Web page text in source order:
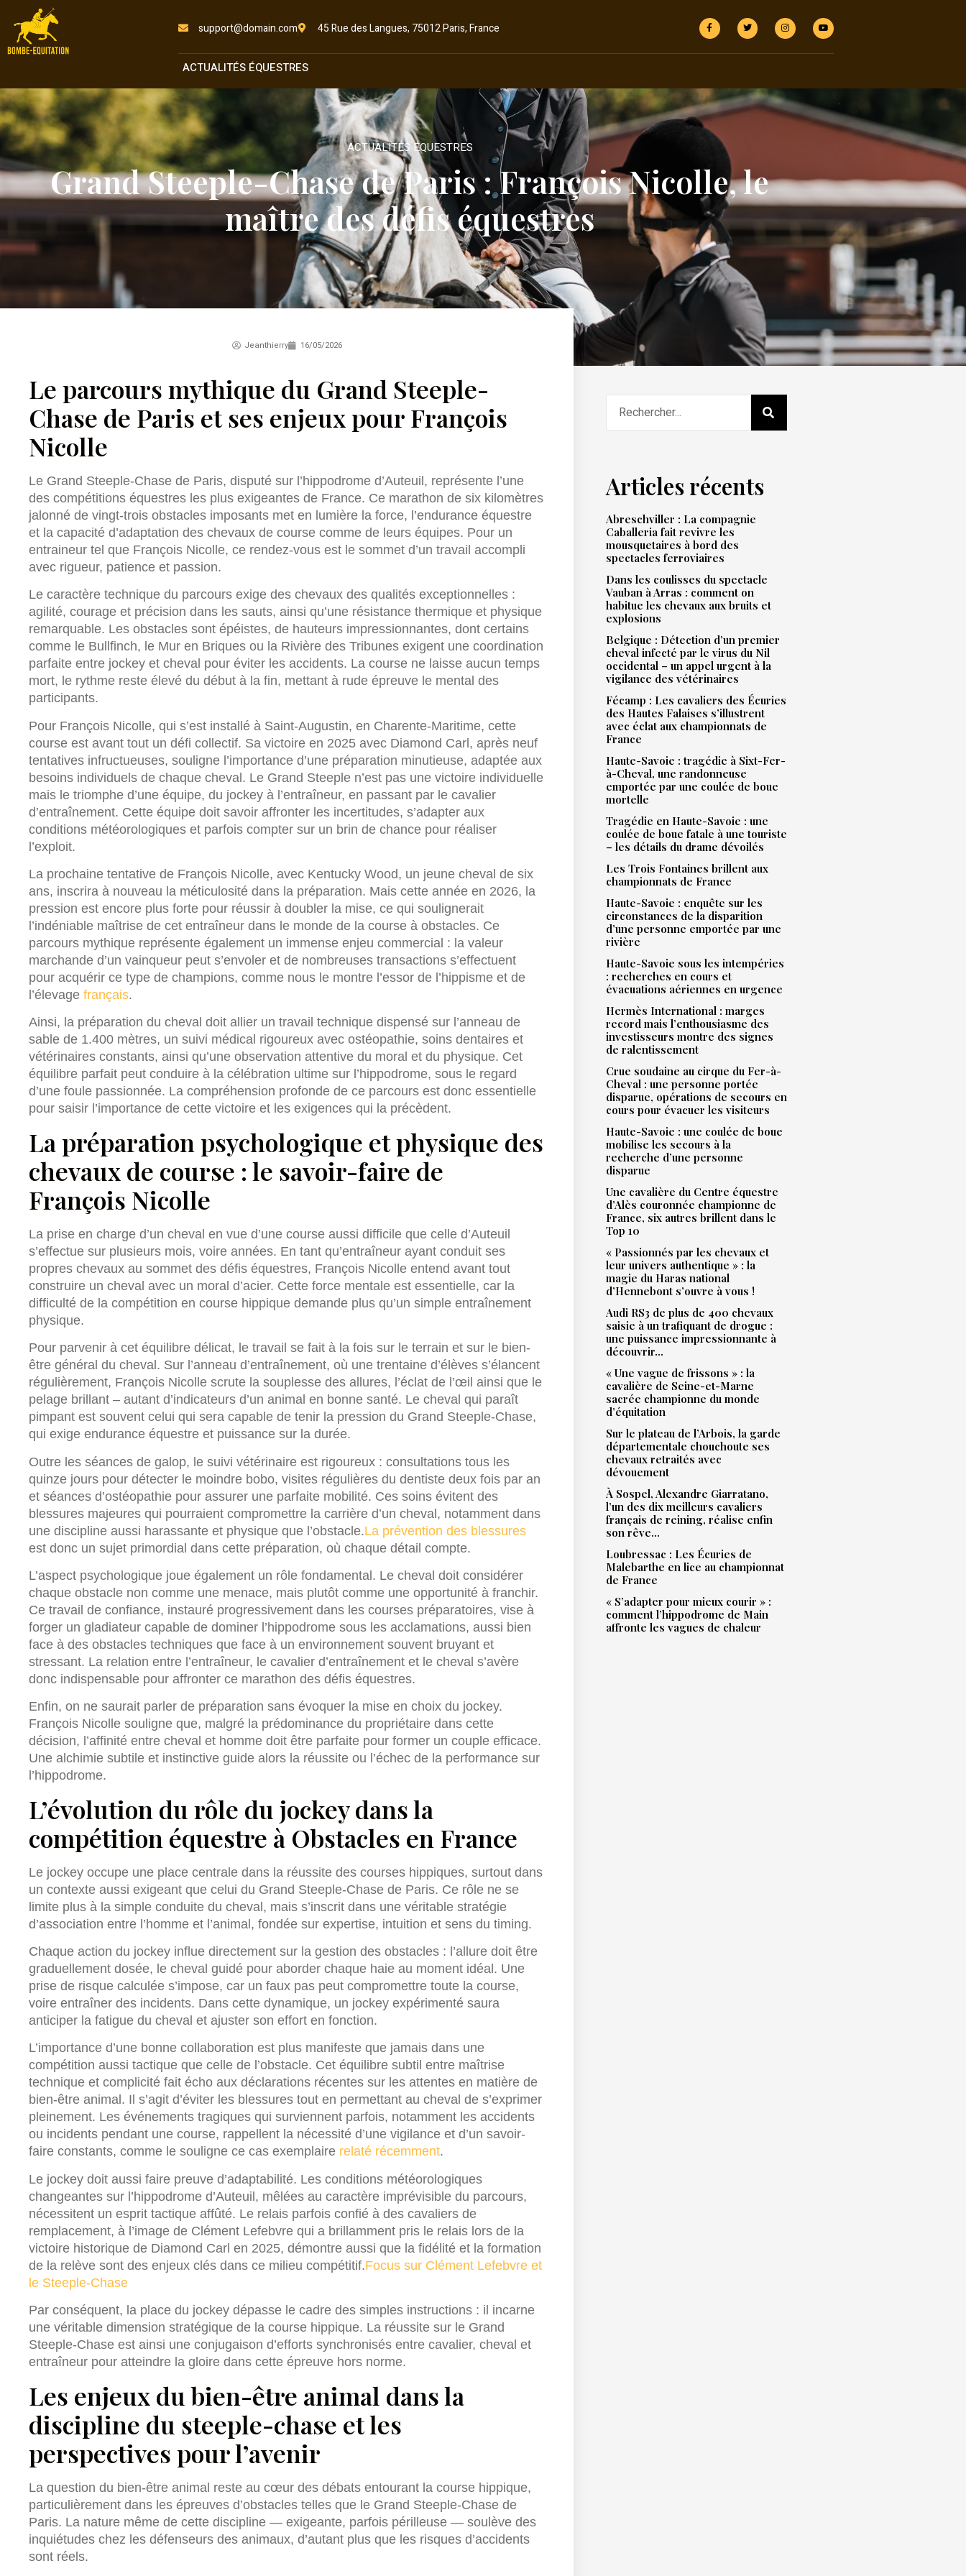
support@domain.com 45 Rue des Langues, 75012 Paris, France
ACTUALITÉS ÉQUESTRES
ACTUALITÉS ÉQUESTRES
Grand Steeple-Chase de Paris : François Nicolle, le
maître des défis équestres
Jeanthierry 16/05/2026
Le parcours mythique du Grand Steeple-
Chase de Paris et ses enjeux pour François
Nicolle
Le Grand Steeple-Chase de Paris, disputé sur l’hippodrome d’Auteuil, représente l’une
des compétitions équestres les plus exigeantes de France. Ce marathon de six kilomètres
jalonné de vingt-trois obstacles imposants met en lumière la force, l’endurance équestre
et la capacité d’adaptation des chevaux de course comme de leurs équipes. Pour un
entraineur tel que François Nicolle, ce rendez-vous est le sommet d’un travail accompli
avec rigueur, patience et passion.
Le caractère technique du parcours exige des chevaux des qualités exceptionnelles :
agilité, courage et précision dans les sauts, ainsi qu’une résistance thermique et physique
remarquable. Les obstacles sont épéistes, de hauteurs impressionnantes, dont certains
comme le Bullfinch, le Mur en Briques ou la Rivière des Tribunes exigent une coordination
parfaite entre jockey et cheval pour éviter les accidents. La course ne laisse aucun temps
mort, le rythme reste élevé du début à la fin, mettant à rude épreuve le mental des
participants.
Pour François Nicolle, qui s’est installé à Saint-Augustin, en Charente-Maritime, cette
course est avant tout un défi collectif. Sa victoire en 2025 avec Diamond Carl, après neuf
tentatives infructueuses, souligne l’importance d’une préparation minutieuse, adaptée aux
besoins individuels de chaque cheval. Le Grand Steeple n’est pas une victoire individuelle
mais le triomphe d’une équipe, du jockey à l’entraîneur, en passant par le cavalier
d’entraînement. Cette équipe doit savoir affronter les incertitudes, s’adapter aux
conditions météorologiques et parfois compter sur un brin de chance pour réaliser
l’exploit.
La prochaine tentative de François Nicolle, avec Kentucky Wood, un jeune cheval de six
ans, inscrira à nouveau la méticulosité dans la préparation. Mais cette année en 2026, la
pression est encore plus forte pour réussir à doubler la mise, ce qui soulignerait
l’indéniable maîtrise de cet entraîneur dans le monde de la course à obstacles. Ce
parcours mythique représente également un immense enjeu commercial : la valeur
marchande d’un vainqueur peut s’envoler et de nombreuses transactions s’effectuent
pour acquérir ce type de champions, comme nous le montre l’essor de l’hippisme et de
l’élevage français.
Ainsi, la préparation du cheval doit allier un travail technique dispensé sur l’anneau de
sable de 1.400 mètres, un suivi médical rigoureux avec ostéopathie, soins dentaires et
vétérinaires constants, ainsi qu’une observation attentive du moral et du physique. Cet
équilibre parfait peut conduire à la célébration ultime sur l’hippodrome, sous le regard
d’une foule passionnée. La compréhension profonde de ce parcours est donc essentielle
pour saisir l’importance de cette victoire et les exigences qui la précèdent.
La préparation psychologique et physique des
chevaux de course : le savoir-faire de
François Nicolle
La prise en charge d’un cheval en vue d’une course aussi difficile que celle d’Auteuil
s’effectue sur plusieurs mois, voire années. En tant qu’entraîneur ayant conduit ses
propres chevaux au sommet des défis équestres, François Nicolle entend avant tout
construire un cheval avec un moral d’acier. Cette force mentale est essentielle, car la
difficulté de la compétition en course hippique demande plus qu’un simple entraînement
physique.
Pour parvenir à cet équilibre délicat, le travail se fait à la fois sur le terrain et sur le bien-
être général du cheval. Sur l’anneau d’entraînement, où une trentaine d’élèves s’élancent
régulièrement, François Nicolle scrute la souplesse des allures, l’éclat de l’œil ainsi que le
pelage brillant – autant d’indicateurs d’un animal en bonne santé. Le cheval qui paraît
pimpant est souvent celui qui sera capable de tenir la pression du Grand Steeple-Chase,
qui exige endurance équestre et puissance sur la durée.
Outre les séances de galop, le suivi vétérinaire est rigoureux : consultations tous les
quinze jours pour détecter le moindre bobo, visites régulières du dentiste deux fois par an
et séances d’ostéopathie pour assurer une parfaite mobilité. Ces soins évitent des
blessures majeures qui pourraient compromettre la carrière d’un cheval, notamment dans
une discipline aussi harassante et physique que l’obstacle.La prévention des blessures
est donc un sujet primordial dans cette préparation, où chaque détail compte.
L’aspect psychologique joue également un rôle fondamental. Le cheval doit considérer
chaque obstacle non comme une menace, mais plutôt comme une opportunité à franchir.
Ce travail de confiance, instauré progressivement dans les courses préparatoires, vise à
forger un gladiateur capable de dominer l’hippodrome sous les acclamations, aussi bien
face à des obstacles techniques que face à un environnement souvent bruyant et
stressant. La relation entre l’entraîneur, le cavalier d’entraînement et le cheval s’avère
donc indispensable pour affronter ce marathon des défis équestres.
Enfin, on ne saurait parler de préparation sans évoquer la mise en choix du jockey.
François Nicolle souligne que, malgré la prédominance du propriétaire dans cette
décision, l’affinité entre cheval et homme doit être parfaite pour former un couple efficace.
Une alchimie subtile et instinctive guide alors la réussite ou l’échec de la performance sur
l’hippodrome.
L’évolution du rôle du jockey dans la
compétition équestre à Obstacles en France
Le jockey occupe une place centrale dans la réussite des courses hippiques, surtout dans
un contexte aussi exigeant que celui du Grand Steeple-Chase de Paris. Ce rôle ne se
limite plus à la simple conduite du cheval, mais s’inscrit dans une véritable stratégie
d’association entre l’homme et l’animal, fondée sur expertise, intuition et sens du timing.
Chaque action du jockey influe directement sur la gestion des obstacles : l’allure doit être
graduellement dosée, le cheval guidé pour aborder chaque haie au moment idéal. Une
prise de risque calculée s’impose, car un faux pas peut compromettre toute la course,
voire entraîner des incidents. Dans cette dynamique, un jockey expérimenté saura
anticiper la fatigue du cheval et ajuster son effort en fonction.
L’importance d’une bonne collaboration est plus manifeste que jamais dans une
compétition aussi tactique que celle de l’obstacle. Cet équilibre subtil entre maîtrise
technique et complicité fait écho aux déclarations récentes sur les attentes en matière de
bien-être animal. Il s’agit d’éviter les blessures tout en permettant au cheval de s’exprimer
pleinement. Les événements tragiques qui surviennent parfois, notamment les accidents
ou incidents pendant une course, rappellent la nécessité d’une vigilance et d’un savoir-
faire constants, comme le souligne ce cas exemplaire relaté récemment.
Le jockey doit aussi faire preuve d’adaptabilité. Les conditions météorologiques
changeantes sur l’hippodrome d’Auteuil, mêlées au caractère imprévisible du parcours,
nécessitent un esprit tactique affûté. Le relais parfois confié à des cavaliers de
remplacement, à l’image de Clément Lefebvre qui a brillamment pris le relais lors de la
victoire historique de Diamond Carl en 2025, démontre aussi que la fidélité et la formation
de la relève sont des enjeux clés dans ce milieu compétitif.Focus sur Clément Lefebvre et
le Steeple-Chase
Par conséquent, la place du jockey dépasse le cadre des simples instructions : il incarne
une véritable dimension stratégique de la course hippique. La réussite sur le Grand
Steeple-Chase est ainsi une conjugaison d’efforts synchronisés entre cavalier, cheval et
entraîneur pour atteindre la gloire dans cette épreuve hors norme.
Les enjeux du bien-être animal dans la
discipline du steeple-chase et les
perspectives pour l’avenir
La question du bien-être animal reste au cœur des débats entourant la course hippique,
particulièrement dans les épreuves d’obstacles telles que le Grand Steeple-Chase de
Paris. La nature même de cette discipline — exigeante, parfois périlleuse — soulève des
inquiétudes chez les défenseurs des animaux, d’autant plus que les risques d’accidents
sont réels.
Articles récents
Abreschviller : La compagnie
Caballeria fait revivre les
mousquetaires à bord des
spectacles ferroviaires
Dans les coulisses du spectacle
Vauban à Arras : comment on
habitue les chevaux aux bruits et
explosions
Belgique : Détection d’un premier
cheval infecté par le virus du Nil
occidental – un appel urgent à la
vigilance des vétérinaires
Fécamp : Les cavaliers des Écuries
des Hautes Falaises s’illustrent
avec éclat aux championnats de
France
Haute-Savoie : tragédie à Sixt-Fer-
à-Cheval, une randonneuse
emportée par une coulée de boue
mortelle
Tragédie en Haute-Savoie : une
coulée de boue fatale à une touriste
– les détails du drame dévoilés
Les Trois Fontaines brillent aux
championnats de France
Haute-Savoie : enquête sur les
circonstances de la disparition
d’une personne emportée par une
rivière
Haute-Savoie sous les intempéries
: recherches en cours et
évacuations aériennes en urgence
Hermès International : marges
record mais l’enthousiasme des
investisseurs montre des signes
de ralentissement
Crue soudaine au cirque du Fer-à-
Cheval : une personne portée
disparue, opérations de secours en
cours pour évacuer les visiteurs
Haute-Savoie : une coulée de boue
mobilise les secours à la
recherche d’une personne
disparue
Une cavalière du Centre équestre
d’Alès couronnée championne de
France, six autres brillent dans le
Top 10
« Passionnés par les chevaux et
leur univers authentique » : la
magie du Haras national
d’Hennebont s’ouvre à vous !
Audi RS3 de plus de 400 chevaux
saisie à un trafiquant de drogue :
une puissance impressionnante à
découvrir…
« Une vague de frissons » : la
cavalière de Seine-et-Marne
sacrée championne du monde
d’équitation
Sur le plateau de l’Arbois, la garde
départementale chouchoute ses
chevaux retraités avec
dévouement
À Sospel, Alexandre Giarratano,
l’un des dix meilleurs cavaliers
français de reining, réalise enfin
son rêve…
Loubressac : Les Écuries de
Malebarthe en lice au championnat
de France
« S’adapter pour mieux courir » :
comment l’hippodrome de Main
affronte les vagues de chaleur